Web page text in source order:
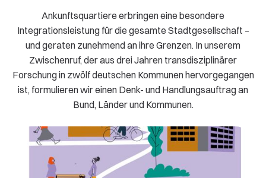
Ankunftsquartiere erbringen eine besondere
Integrationsleistung für die gesamte Stadtgesellschaft –
und geraten zunehmend an ihre Grenzen. In unserem
Zwischenruf, der aus drei Jahren transdisziplinärer
Forschung in zwölf deutschen Kommunen hervorgegangen
ist, formulieren wir einen Denk- und Handlungsauftrag an
Bund, Länder und Kommunen.